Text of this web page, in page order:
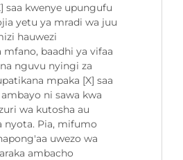
saa kwenye upungufu
yetu ya mradi wa juu
hauwezi
mfano, baadhi ya vifaa
nguvu nyingi za
mpaka [X] saa
ni sawa kwa
wa kutosha au
nyota. Pia, mifumo
uwezo wa
ambacho